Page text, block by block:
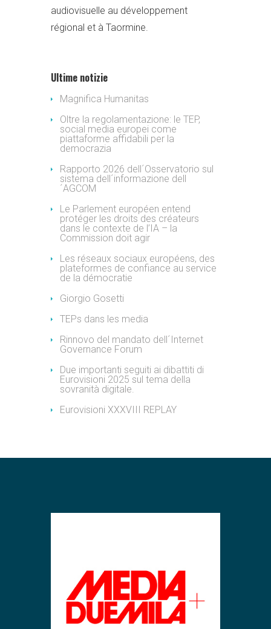
audiovisuelle au développement
régional et à Taormine.
Ultime notizie
Magnifica Humanitas
Oltre la regolamentazione: le TEP,
social media europei come
piattaforme affidabili per la
democrazia
Rapporto 2026 dell´Osservatorio sul
sistema dell´informazione dell
´AGCOM
Le Parlement européen entend
protéger les droits des créateurs
dans le contexte de l’IA – la
Commission doit agir
Les réseaux sociaux européens, des
plateformes de confiance au service
de la démocratie
Giorgio Gosetti
TEPs dans les media
Rinnovo del mandato dell´Internet
Governance Forum
Due importanti seguiti ai dibattiti di
Eurovisioni 2025 sul tema della
sovranità digitale.
Eurovisioni XXXVIII REPLAY